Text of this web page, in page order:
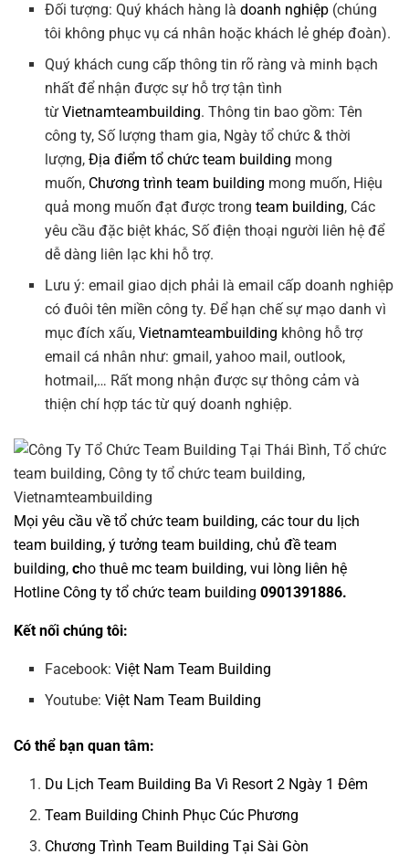
Đối tượng: Quý khách hàng làdoanh nghiệp (chúng
tôi không phục vụ cá nhân hoặc khách lẻ ghép đoàn).
Quý khách cung cấp thông tin rõ ràng và minh bạch
nhất để nhận được sự hỗ trợ tận tình
từVietnamteambuilding. Thông tin bao gồm: Tên
công ty, Số lượng tham gia, Ngày tổ chức & thời
lượng,Địa điểm tổ chức team building mong
muốn, Chương trình team building mong muốn, Hiệu
quả mong muốn đạt được trongteam building, Các
yêu cầu đặc biệt khác, Số điện thoại người liên hệ để
dễ dàng liên lạc khi hỗ trợ.
Lưu ý: email giao dịch phải là email cấp doanh nghiệp
có đuôi tên miền công ty. Để hạn chế sự mạo danh vì
mục đích xấu,Vietnamteambuilding không hỗ trợ
email cá nhân như: gmail, yahoo mail, outlook,
hotmail,… Rất mong nhận được sự thông cảm và
thiện chí hợp tác từ quý doanh nghiệp.
Mọi yêu cầu về tổ chức team building, các tourdu lịch
team building, ý tưởng team building, chủ đề team
building, cho thuê mc team building, vui lòng liên hệ
Hotline Công ty tổ chức team building 0901391886.
Kết nối chúng tôi:
Facebook:Việt Nam Team Building
Youtube:Việt Nam Team Building
Có thể bạn quan tâm:
Du Lịch Team Building Ba Vì Resort 2 Ngày 1 Đêm
Team Building Chinh Phục Cúc Phương
Chương Trình Team Building Tại Sài Gòn